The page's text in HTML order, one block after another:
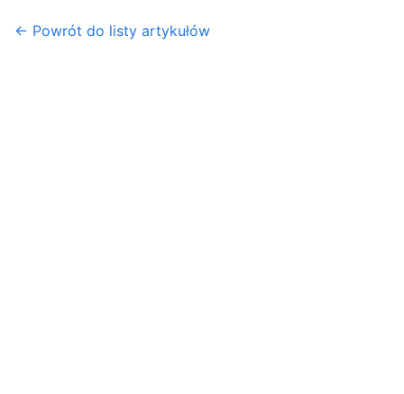
← Powrót do listy artykułów